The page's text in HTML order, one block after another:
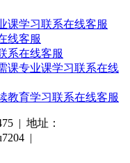
课学习联系在线客服
线客服
系在线客服
课专业课学习联系在线
教育学习联系在线客服
| 地址：
|